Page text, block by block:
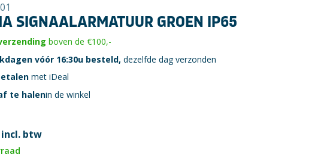
SIGNAALARMATUUR GROEN IP65
boven de €100,-
vóór 16:30u besteld, dezelfde dag verzonden
met iDeal
te halenin de winkel
incl. btw